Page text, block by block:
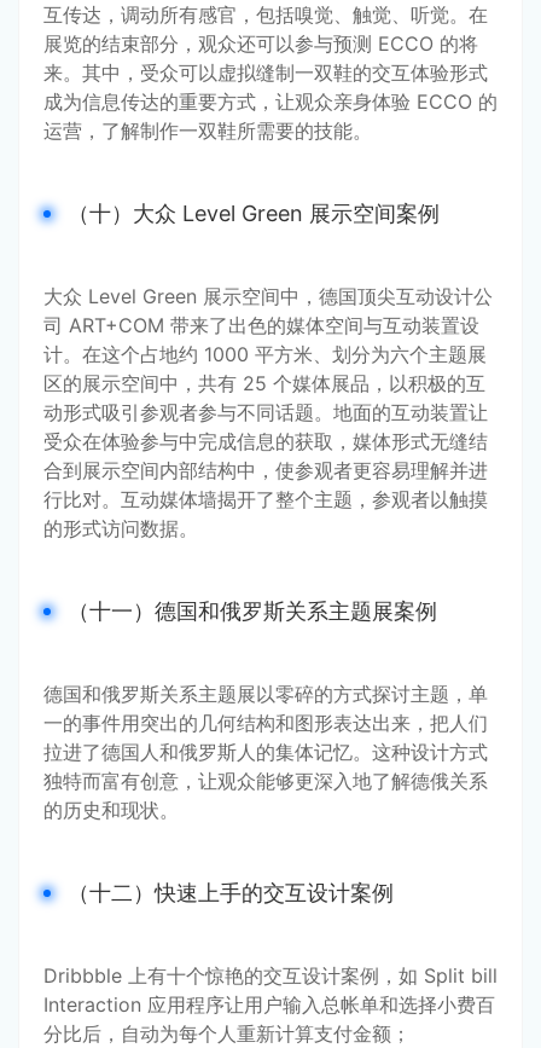
互传达，调动所有感官，包括嗅觉、触觉、听觉。在
展览的结束部分，观众还可以参与预测 ECCO 的将
来。其中，受众可以虚拟缝制一双鞋的交互体验形式
成为信息传达的重要方式，让观众亲身体验 ECCO 的
运营，了解制作一双鞋所需要的技能。
（十）大众 Level Green 展示空间案例
大众 Level Green 展示空间中，德国顶尖互动设计公
司 ART+COM 带来了出色的媒体空间与互动装置设
计。在这个占地约 1000 平方米、划分为六个主题展
区的展示空间中，共有 25 个媒体展品，以积极的互
动形式吸引参观者参与不同话题。地面的互动装置让
受众在体验参与中完成信息的获取，媒体形式无缝结
合到展示空间内部结构中，使参观者更容易理解并进
行比对。互动媒体墙揭开了整个主题，参观者以触摸
的形式访问数据。
（十一）德国和俄罗斯关系主题展案例
德国和俄罗斯关系主题展以零碎的方式探讨主题，单
一的事件用突出的几何结构和图形表达出来，把人们
拉进了德国人和俄罗斯人的集体记忆。这种设计方式
独特而富有创意，让观众能够更深入地了解德俄关系
的历史和现状。
（十二）快速上手的交互设计案例
Dribbble 上有十个惊艳的交互设计案例，如 Split bill
Interaction 应用程序让用户输入总帐单和选择小费百
分比后，自动为每个人重新计算支付金额；